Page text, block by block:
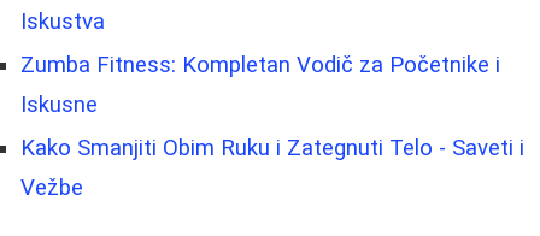
Iskustva
Zumba Fitness: Kompletan Vodič za Početnike i
Iskusne
Kako Smanjiti Obim Ruku i Zategnuti Telo - Saveti i
Vežbe